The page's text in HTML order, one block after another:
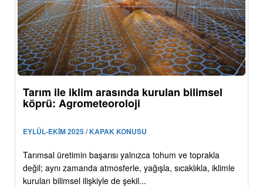
Tarım ile iklim arasında kurulan bilimsel
köprü: Agrometeoroloji
EYLÜL-EKİM 2025 / KAPAK KONUSU
Tarımsal üretimin başarısı yalnızca tohum ve toprakla
değil; aynı zamanda atmosferle, yağışla, sıcaklıkla, iklimle
kurulan bilimsel ilişkiyle de şekil...